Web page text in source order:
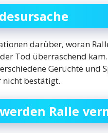
darüber, woran
Tod überraschend
Gerüchte und
nicht bestätigt.
Ralle